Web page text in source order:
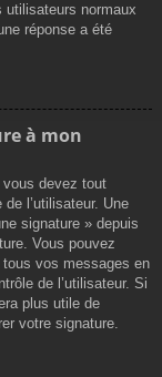
utilisateurs normaux
réponse a été
à mon
vous devez tout
l’utilisateur. Une
signature » depuis
Vous pouvez
vos messages en
de l’utilisateur. Si
plus utile de
votre signature.